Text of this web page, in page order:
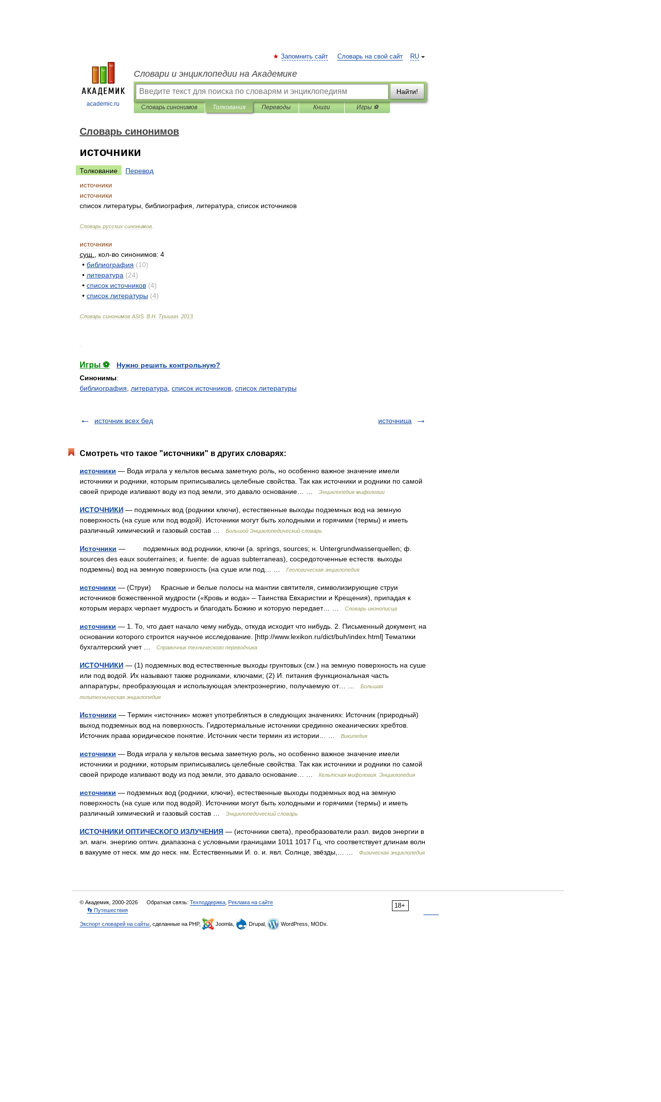
academic.ru
RU
Запомнить сайт Словарь на свой сайт
Словари и энциклопедии на Академике
Найти!
Словарь синонимов Толкования Переводы Книги Игры ⚽
Словарь синонимов
источники
Толкование
Перевод
источники
источники
список литературы библиография литература список источников
Словарь русских синонимов
источники
сущ
кол-во синонимов: 4
• библиография (10)
• литература (24)
• список источников (4)
• список литературы (4)
Словарь синонимов ASIS В Н Тришин 2013
Игры ⚽
Нужно решить контрольную?
Синонимы:
библиография
литература список источников список литературы
источник всех бед источница
Смотреть что такое "источники" в других словарях:
источники — Вода играла у кельтов весьма заметную роль, но особенно важное значение имели
источники и родники, которым приписывались целебные свойства. Так как источники и родники по самой
своей природе изливают воду из под земли, это давало основание… …
Энциклопедия мифологии
ИСТОЧНИКИ — подземных вод (родники ключи), естественные выходы подземных вод на земную
поверхность (на суше или под водой). Источники могут быть холодными и горячими (термы) и иметь
различный химический и газовый состав …
Большой Энциклопедический словарь
Источники — подземных вод родники, ключи (a. springs, sources; н. Untergrundwasserquellen; ф.
sources des eaux souterraines; и. fuente: de aguas subterraneas), сосредоточенные естеств. выходы
подземны) вод на земную поверхность (на суше или под… …
Геологическая энциклопедия
источники — (Струи) Красные и белые полосы на мантии святителя, символизирующие струи
источников божественной мудрости («Кровь и вода» – Таинства Евхаристии и Крещения), припадая к
которым иерарх черпает мудрость и благодать Божию и которую передает… …
Словарь иконописца
источники — 1. То, что дает начало чему нибудь, откуда исходит что нибудь. 2. Письменный документ, на
основании которого строится научное исследование. [http://www.lexikon.ru/dict/buh/index.html] Тематики
бухгалтерский учет …
Справочник технического переводчика
ИСТОЧНИКИ — (1) подземных вод естественные выходы грунтовых (см.) на земную поверхность на суше
или под водой. Их называют также родниками, ключами; (2) И. питания функциональная часть
аппаратуры, преобразующая и использующая электроэнергию, получаемую от… …
Большая
политехническая энциклопедия
Источники — Термин «источник» может употребляться в следующих значениях: Источник (природный)
выход подземных вод на поверхность. Гидротермальные источники срединно океанических хребтов.
Источник права юридическое понятие. Источник чести термин из истории… …
Википедия
источники — Вода играла у кельтов весьма заметную роль, но особенно важное значение имели
источники и родники, которым приписывались целебные свойства. Так как источники и родники по самой
своей природе изливают воду из под земли, это давало основание… …
Кельтская мифология. Энциклопедия
источники — подземных вод (родники, ключи), естественные выходы подземных вод на земную
поверхность (на суше или под водой). Источники могут быть холодными и горячими (термы) и иметь
различный химический и газовый состав …
Энциклопедический словарь
ИСТОЧНИКИ ОПТИЧЕСКОГО ИЗЛУЧЕНИЯ — (источники света), преобразователи разл. видов энергии в
эл. магн. энергию оптич. диапазона с условными границами 1011 1017 Гц, что соответствует длинам волн
в вакууме от неск. мм до неск. нм. Естественными И. о. и. явл. Солнце, звёзды,… …
Физическая энциклопедия
18+
© Академик, 2000-2026 Обратная связь: Техподдержка Реклама на сайте
👣 Путешествия
Экспорт словарей на сайты , сделанные на PHP, Joomla, Drupal, WordPress, MODx.